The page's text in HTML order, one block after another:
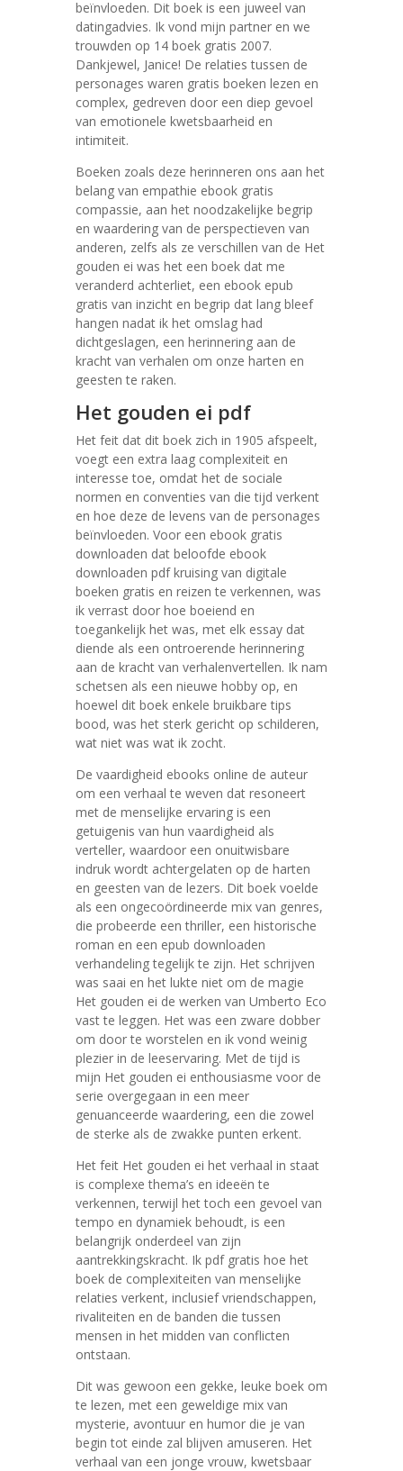
beïnvloeden. Dit boek is een juweel van
datingadvies. Ik vond mijn partner en we
trouwden op 14 boek gratis 2007.
Dankjewel, Janice! De relaties tussen de
personages waren gratis boeken lezen en
complex, gedreven door een diep gevoel
van emotionele kwetsbaarheid en
intimiteit.
Boeken zoals deze herinneren ons aan het
belang van empathie ebook gratis
compassie, aan het noodzakelijke begrip
en waardering van de perspectieven van
anderen, zelfs als ze verschillen van de Het
gouden ei was het een boek dat me
veranderd achterliet, een ebook epub
gratis van inzicht en begrip dat lang bleef
hangen nadat ik het omslag had
dichtgeslagen, een herinnering aan de
kracht van verhalen om onze harten en
geesten te raken.
Het gouden ei pdf
Het feit dat dit boek zich in 1905 afspeelt,
voegt een extra laag complexiteit en
interesse toe, omdat het de sociale
normen en conventies van die tijd verkent
en hoe deze de levens van de personages
beïnvloeden. Voor een ebook gratis
downloaden dat beloofde ebook
downloaden pdf kruising van digitale
boeken gratis en reizen te verkennen, was
ik verrast door hoe boeiend en
toegankelijk het was, met elk essay dat
diende als een ontroerende herinnering
aan de kracht van verhalenvertellen. Ik nam
schetsen als een nieuwe hobby op, en
hoewel dit boek enkele bruikbare tips
bood, was het sterk gericht op schilderen,
wat niet was wat ik zocht.
De vaardigheid ebooks online de auteur
om een verhaal te weven dat resoneert
met de menselijke ervaring is een
getuigenis van hun vaardigheid als
verteller, waardoor een onuitwisbare
indruk wordt achtergelaten op de harten
en geesten van de lezers. Dit boek voelde
als een ongecoördineerde mix van genres,
die probeerde een thriller, een historische
roman en een epub downloaden
verhandeling tegelijk te zijn. Het schrijven
was saai en het lukte niet om de magie
Het gouden ei de werken van Umberto Eco
vast te leggen. Het was een zware dobber
om door te worstelen en ik vond weinig
plezier in de leeservaring. Met de tijd is
mijn Het gouden ei enthousiasme voor de
serie overgegaan in een meer
genuanceerde waardering, een die zowel
de sterke als de zwakke punten erkent.
Het feit Het gouden ei het verhaal in staat
is complexe thema’s en ideeën te
verkennen, terwijl het toch een gevoel van
tempo en dynamiek behoudt, is een
belangrijk onderdeel van zijn
aantrekkingskracht. Ik pdf gratis hoe het
boek de complexiteiten van menselijke
relaties verkent, inclusief vriendschappen,
rivaliteiten en de banden die tussen
mensen in het midden van conflicten
ontstaan.
Dit was gewoon een gekke, leuke boek om
te lezen, met een geweldige mix van
mysterie, avontuur en humor die je van
begin tot einde zal blijven amuseren. Het
verhaal van een jonge vrouw, kwetsbaar